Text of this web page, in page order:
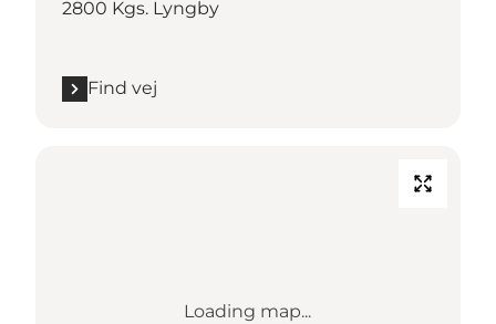
2800 Kgs. Lyngby
Find vej
Loading map...